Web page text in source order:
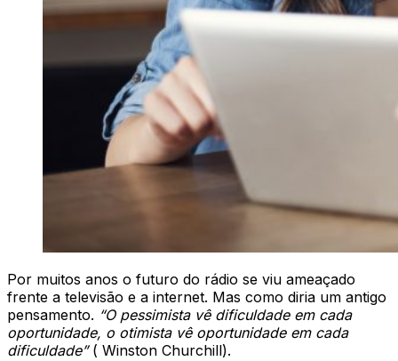
Por muitos anos o futuro do rádio se viu ameaçado
frente a televisão e a internet. Mas como diria um antigo
pensamento. “O pessimista vê dificuldade em cada
oportunidade, o otimista vê oportunidade em cada
dificuldade”( Winston Churchill).